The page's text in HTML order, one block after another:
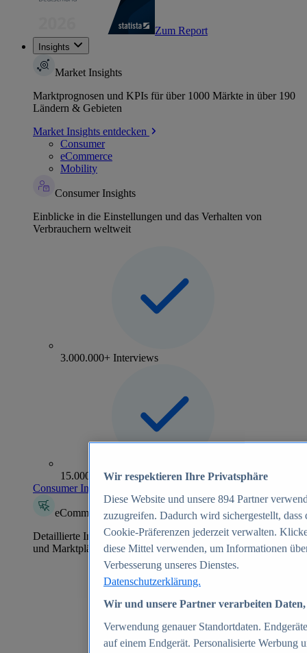
Zum Report
Insights
Market Insights
Marktprognosen und KPIs für über 1000 Märkte in über 190
Ländern & Gebieten
Market Insights entdecken
Consumer
eCommerce
Mobility
Consumer Insights
Einblicke in die Einstellungen und das Verhalten von
Verbrauchern weltweit
3.000.000+ Interviews
15.000+ Marken
Consumer Insights entdecken
eCommerce Insights
Detaillierte Informationen zu mehr als 39.000 Online-Shops
und Marktplätzen
Wir respektieren Ihre Privatsphäre
Diese Website und unsere 894 Partner
zuzugreifen. Dadurch wird sichergestellt,
Cookie-Präferenzen jederzeit verwalten.
diese Mittel verwenden, um Informationen
Verbesserung unseres Dienstes.
Datenschutzerklärung.
Wir und unsere Partner verarbeiten
Verwendung genauer Standortdaten.
auf einem Endgerät. Personalisierte Werbung